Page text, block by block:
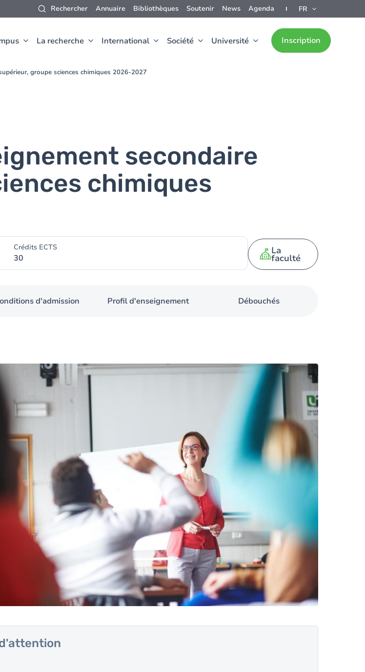
Rechercher Annuaire Bibliothèques Soutenir News Agenda FR
La recherche International Société Université Inscription
groupe sciences chimiques 2026-2027
secondaire
chimiques
Crédits ECTS
30
La
faculté
d'admission Profil d'enseignement Débouchés